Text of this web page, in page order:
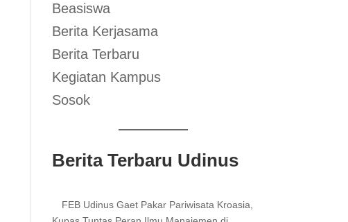
Beasiswa
Berita Kerjasama
Berita Terbaru
Kegiatan Kampus
Sosok
Berita Terbaru Udinus
FEB Udinus Gaet Pakar Pariwisata Kroasia,